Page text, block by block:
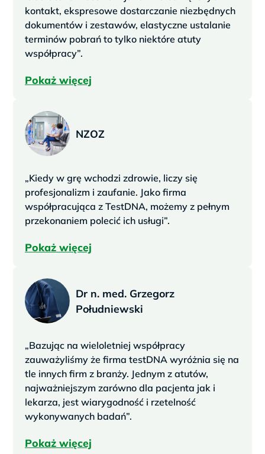
kontakt, ekspresowe dostarczanie niezbędnych
dokumentów i zestawów, elastyczne ustalanie
terminów pobrań to tylko niektóre atuty
współpracy”.
Pokaż więcej
NZOZ
„Kiedy w grę wchodzi zdrowie, liczy się
profesjonalizm i zaufanie. Jako firma
współpracująca z TestDNA, możemy z pełnym
przekonaniem polecić ich usługi”.
Pokaż więcej
Dr n. med. Grzegorz
Południewski
„Bazując na wieloletniej współpracy
zauważyliśmy że firma testDNA wyróżnia się na
tle innych firm z branży. Jednym z atutów,
najważniejszym zarówno dla pacjenta jak i
lekarza, jest wiarygodność i rzetelność
wykonywanych badań”.
Pokaż więcej